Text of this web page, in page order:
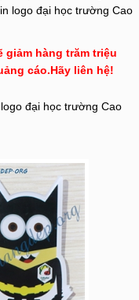
logo đại học trường Cao
giảm hàng trăm triệu
cáo.Hãy liên hệ!
đại học trường Cao